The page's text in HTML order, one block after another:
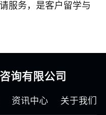
服务，是客户留学与
询有限公司
资讯中心 关于我们